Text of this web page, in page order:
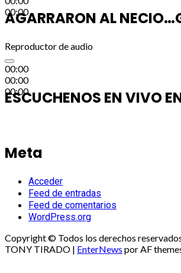
00:00
AGARRARON AL
Reproductor de audio
00:00
00:00
00:00
ESCUCHENOS EN VIVO
Meta
Acceder
Feed de entradas
Feed de comentarios
WordPress.org
Copyright © Todos los derechos
TONY TIRADO | EnterNews por AF